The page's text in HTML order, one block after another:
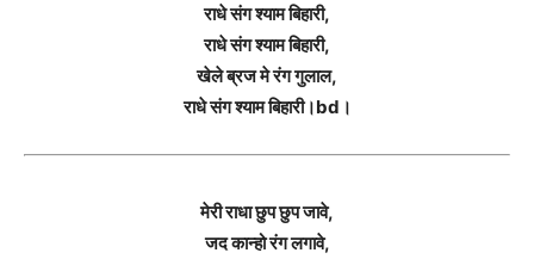
राधे संग श्याम बिहारी,
राधे संग श्याम बिहारी,
खेले ब्रज मे रंग गुलाल,
राधे संग श्याम बिहारी।bd।
मेरी राधा छुप छुप जावे,
जद कान्हो रंग लगावे,